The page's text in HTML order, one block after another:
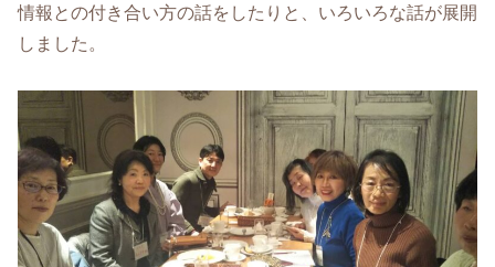
情報との付き合い方の話をしたりと、いろいろな話が展開
しました。